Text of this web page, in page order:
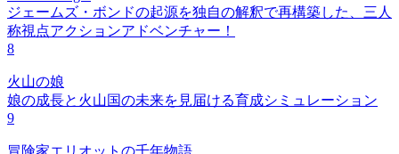
ジェームズ・ボンドの起源を独自の解釈で再構築した、三人
称視点アクションアドベンチャー！
8
火山の娘
娘の成長と火山国の未来を見届ける育成シミュレーション
9